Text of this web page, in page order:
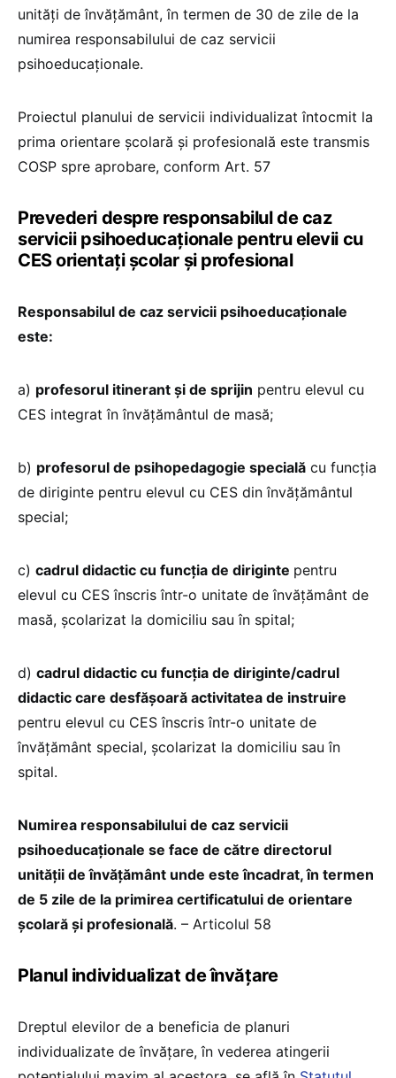
unităţi de învăţământ, în termen de 30 de zile de la
numirea responsabilului de caz servicii
psihoeducaţionale.
Proiectul planului de servicii individualizat întocmit la
prima orientare şcolară şi profesională este transmis
COSP spre aprobare, conform Art. 57
Prevederi despre responsabilul de caz
servicii psihoeducaționale pentru elevii cu
CES orientați școlar și profesional
Responsabilul de caz servicii psihoeducaţionale
este:
a) profesorul itinerant şi de sprijin pentru elevul cu
CES integrat în învăţământul de masă;
b) profesorul de psihopedagogie specială cu funcţia
de diriginte pentru elevul cu CES din învăţământul
special;
c) cadrul didactic cu funcţia de diriginte pentru
elevul cu CES înscris într-o unitate de învăţământ de
masă, şcolarizat la domiciliu sau în spital;
d) cadrul didactic cu funcţia de diriginte/cadrul
didactic care desfăşoară activitatea de instruire
pentru elevul cu CES înscris într-o unitate de
învăţământ special, şcolarizat la domiciliu sau în
spital.
Numirea responsabilului de caz servicii
psihoeducaţionale se face de către directorul
unităţii de învăţământ unde este încadrat, în termen
de 5 zile de la primirea certificatului de orientare
şcolară şi profesională. – Articolul 58
Planul individualizat de învățare
Dreptul elevilor de a beneficia de planuri
individualizate de învățare, în vederea atingerii